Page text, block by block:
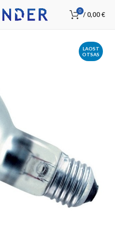
0 / 0,00€
LAOST
OTSAS